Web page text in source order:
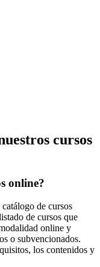
cursos
online?
de cursos
de cursos que
online y
o subvencionados.
los contenidos y